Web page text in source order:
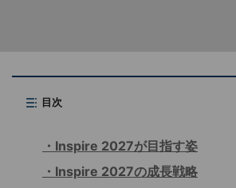
目次
Inspire 2027が目指す姿
Inspire 2027の成長戦略